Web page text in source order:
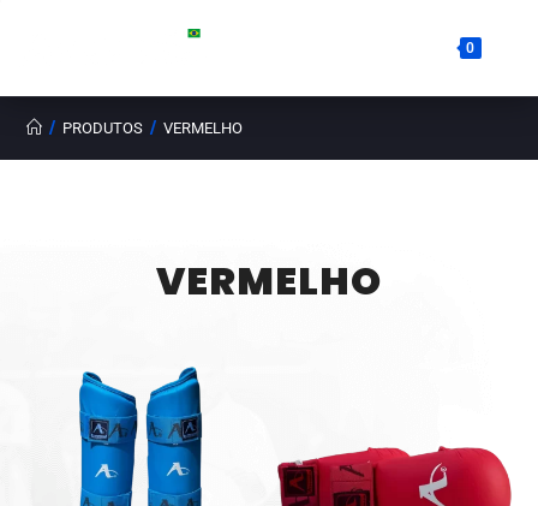
0
VERMELHO
/ PRODUTOS / VERMELHO